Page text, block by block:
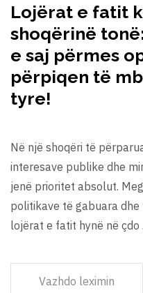
Lojërat e fatit
shoqërinë
e saj përmes
përpiqen të
tyre!
Në një shoqëri të
interesave publike dhe
jenë prioritet absolut.
politikave të gabuara
lojërat e fatit hynë në
Vazhdo leximin